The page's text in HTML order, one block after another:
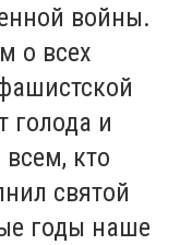
войны.
о всех
голода и
кто
святой
годы наше